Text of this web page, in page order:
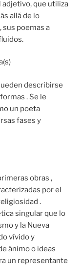
adjetivo, que utiliza
allá de lo
poemas a
describirse
. Se le
un poeta
fases y
obras ,
por el
.
singular que lo
y la Nueva
vívido y
ánimo o ideas
un representante